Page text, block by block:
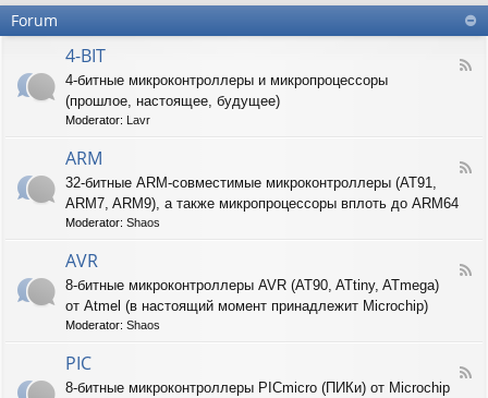
Forum
F
I
4-BIT
4-битные микроконтроллеры и микропроцессоры
(прошлое, настоящее, будущее)
Moderator: Lavr
F
e
R
ARM
32-битные ARM-совместимые микроконтроллеры (AT91,
ARM7, ARM9), а также микропроцессоры вплоть до ARM64
Moderator: Shaos
F
V
AVR
8-битные микроконтроллеры AVR (AT90, ATtiny, ATmega)
от Atmel (в настоящий момент принадлежит Microchip)
Moderator: Shaos
F
PIC
8-битные микроконтроллеры PICmicro (ПИКи) от Microchip